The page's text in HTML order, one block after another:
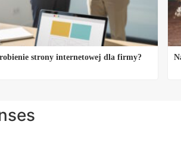
strony internetowej dla firmy?